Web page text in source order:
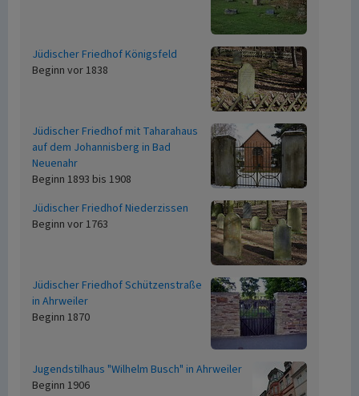
Jüdischer Friedhof Königsfeld
Beginn vor 1838
Jüdischer Friedhof mit Taharahaus
auf dem Johannisberg in Bad
Neuenahr
Beginn 1893 bis 1908
Jüdischer Friedhof Niederzissen
Beginn vor 1763
Jüdischer Friedhof Schützenstraße
in Ahrweiler
Beginn 1870
Jugendstilhaus "Wilhelm Busch" in Ahrweiler
Beginn 1906